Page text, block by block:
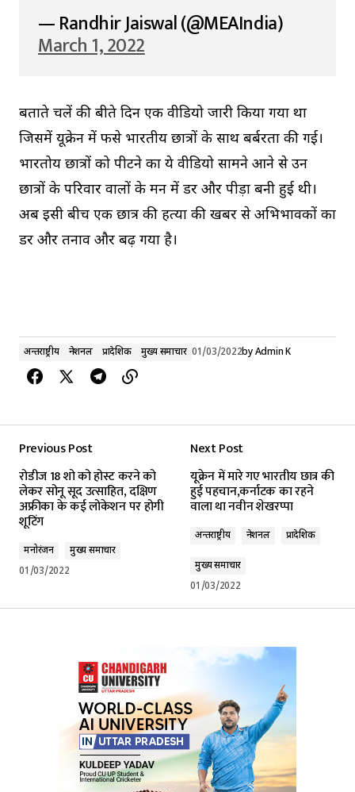
— Randhir Jaiswal (@MEAIndia)
March 1, 2022
बताते चलें की बीते दिन एक वीडियो जारी किया गया था
जिसमें यूक्रेन में फसे भारतीय छात्रों के साथ बर्बरता की गई।
भारतोय छात्रों को पीटने का ये वीडियो सामने आने से उन
छात्रों के परिवार वालों के मन में डर और पीड़ा बनी हुई थी।
अब इसी बीच एक छात्र की हत्या की खबर से अभिभावकों का
डर और तनाव और बढ़ गया है।
अन्तर्राष्ट्रीय नेशनल प्रादेशिक मुख्य समाचार 01/03/2022byAdmin K
Previous Post
रोडीज 18 शो को होस्ट करने को
लेकर सोनू सूद उत्साहित, दक्षिण
अफ्रीका के कई लोकेशन पर होगी
शूटिंग
मनोरंजन
मुख्य समाचार
01/03/2022
Next Post
यूक्रेन में मारे गए भारतीय छात्र की
हुई पहचान,कर्नाटक का रहने
वाला था नवीन शेखरप्पा
अन्तर्राष्ट्रीय नेशनल प्रादेशिक
मुख्य समाचार
01/03/2022